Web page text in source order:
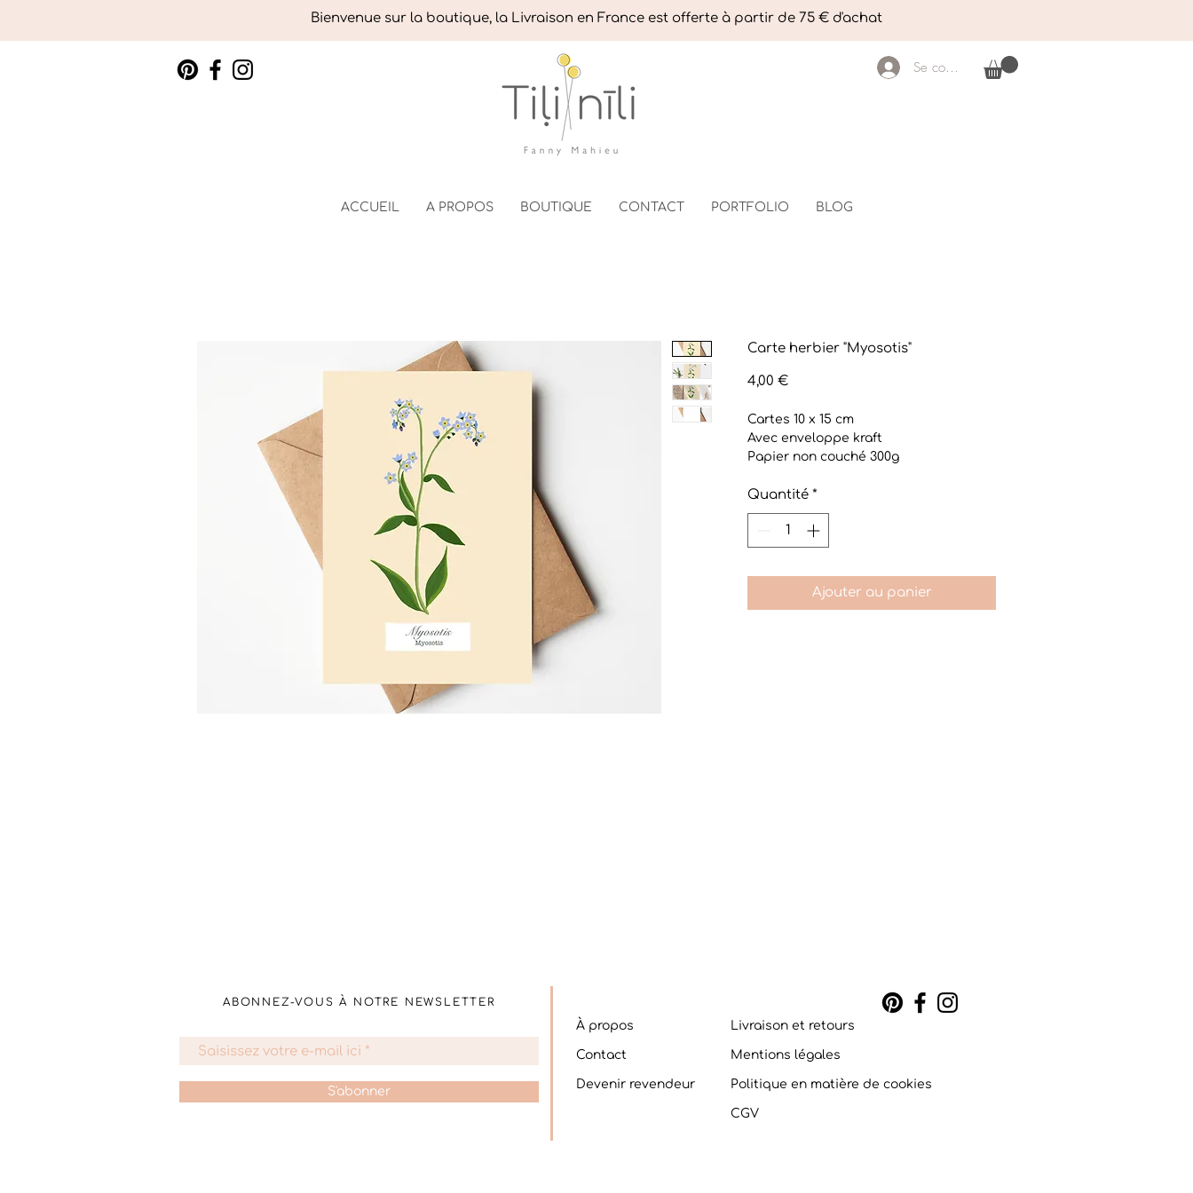
Bienvenue sur la boutique, la Livraison en France est offerte à partir de 75 € d'achat
Se connecter
ACCUEIL A PROPOS BOUTIQUE CONTACT PORTFOLIO BLOG
Carte herbier "Myosotis"
4,00 €Prix
Cartes 10 x 15 cm
Avec enveloppe kraft
Papier non couché 300g
Quantité *
Ajouter au panier
ABONNEZ-VOUS À NOTRE NEWSLETTER
S'abonner
À propos
Contact
Devenir revendeur
Livraison et retours
Mentions légales
Politique en matière de cookies
CGV